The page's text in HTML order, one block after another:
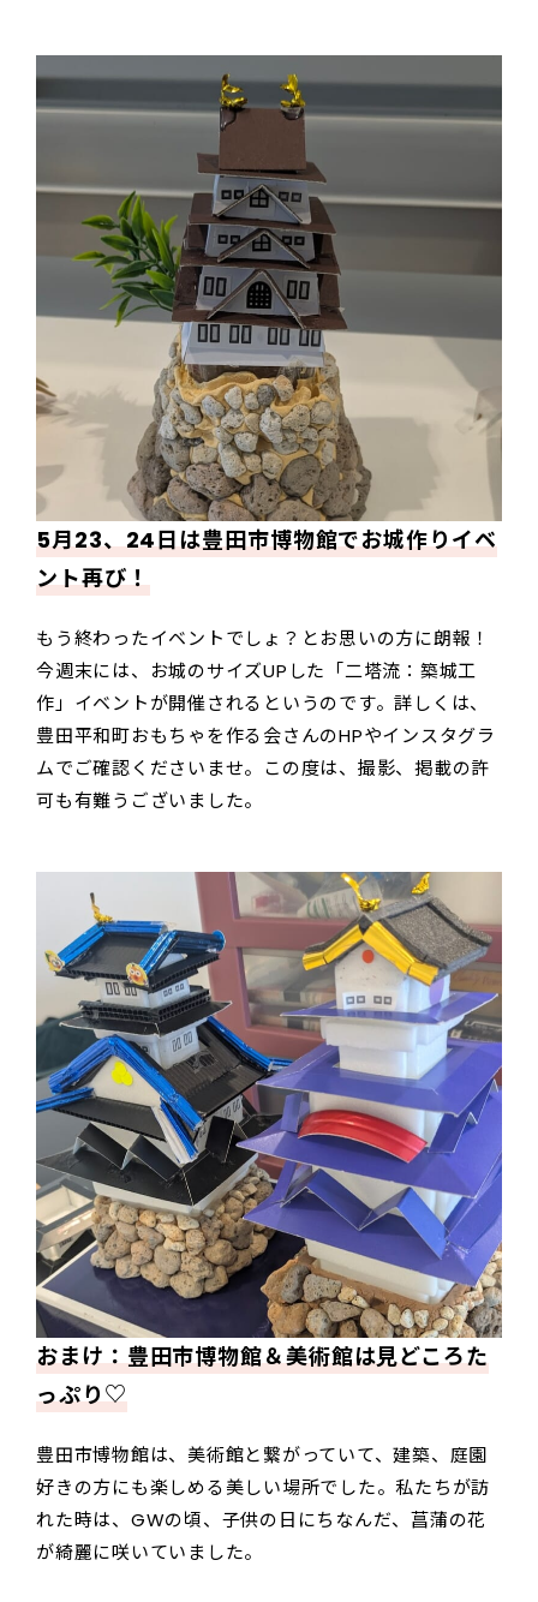
5月23、24日は豊田市博物館でお城作りイベ
ント再び！
もう終わったイベントでしょ？とお思いの方に朗報！
今週末には、お城のサイズUPした「二塔流：築城工
作」イベントが開催されるというのです。詳しくは、
豊田平和町おもちゃを作る会さんのHPやインスタグラ
ムでご確認くださいませ。この度は、撮影、掲載の許
可も有難うございました。
おまけ：豊田市博物館＆美術館は見どころた
っぷり♡
豊田市博物館は、美術館と繋がっていて、建築、庭園
好きの方にも楽しめる美しい場所でした。私たちが訪
れた時は、GWの頃、子供の日にちなんだ、菖蒲の花
が綺麗に咲いていました。